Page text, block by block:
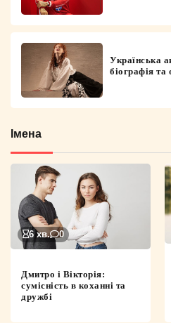
Українська
біографія та
Імена
6 хв. 0
Дмитро і Вікторія:
сумісність в коханні та
дружбі